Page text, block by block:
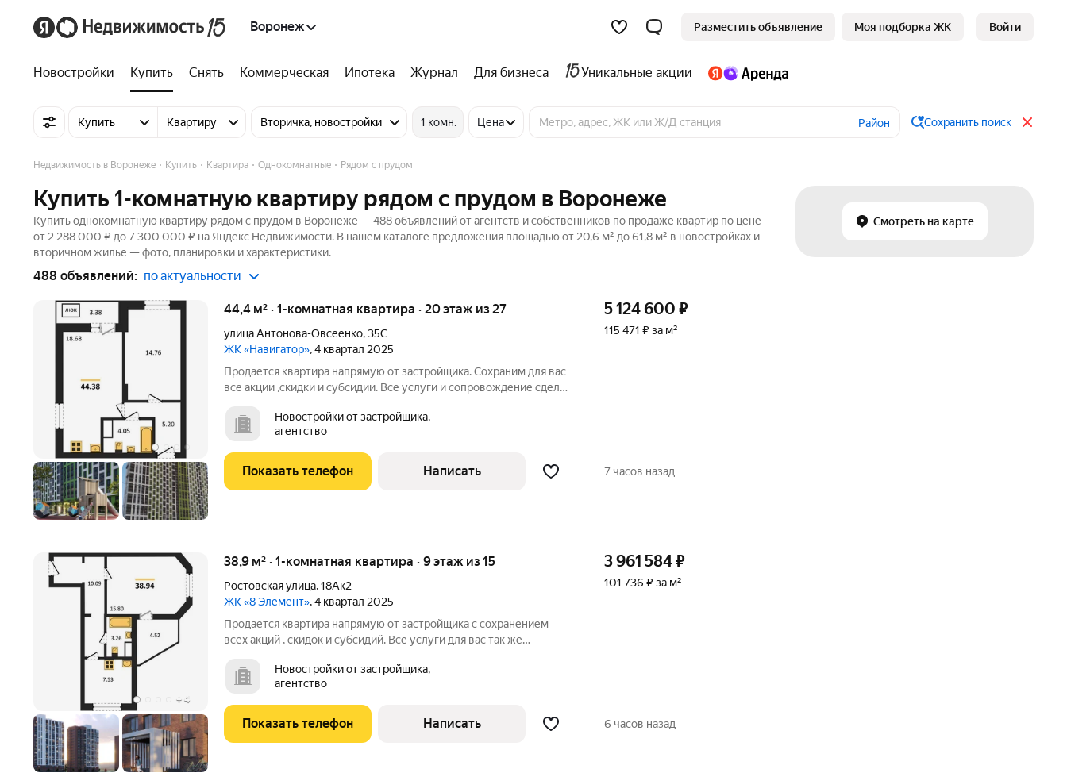
Воронеж Разместить объявление Моя подборка ЖК Войти
Новостройки Купить Снять Коммерческая Ипотека Журнал Для бизнеса Уникальные акции
Купить Квартиру Вторичка, новостройки 1 комн. Цена Район Сохранить поиск
Смотреть на карте
Недвижимость в Воронеже Купить Квартира Однокомнатные Рядом с прудом
Купить 1-комнатную квартиру рядом с прудом в Воронеже
Купить однокомнатную квартиру рядом с прудом в Воронеже — 488 объявлений от агентств и собственников по продаже квартир по цене
от 2 288 000 ₽ до 7 300 000 ₽ на Яндекс Недвижимости. В нашем каталоге предложения площадью от 20,6 м² до 61,8 м² в новостройках и
вторичном жилье — фото, планировки и характеристики.
488 объявлений: по актуальности
44,4 м² · 1-комнатная квартира · 20 этаж из 27
улица Антонова-Овсеенко,35С
ЖК «Навигатор», 4 квартал 2025
Продается квартира напрямую от застройщика. Сохраним для вас
все акции ,скидки и субсидии. Все услуги и сопровождение сделки
подарок телевизор на кухню. Жилой комплекс расположен в
Новостройки от застройщика,
агентство
5 124 600 ₽
115 471 ₽ за м²
Показать телефон Написать 7 часов назад
+ 4
38,9 м² · 1-комнатная квартира · 9 этаж из 15
Ростовская улица,18Ак2
ЖК «8 Элемент», 4 квартал 2025
Продается квартира напрямую от застройщика с сохранением
всех акций , скидок и субсидий. Все услуги для вас так же
ТЕЛЕВИЗОР на кухню. Жилой комплекс возводится в
Левобережном районе г. Воронежа
Новостройки от застройщика,
агентство
3 961 584₽
101 736 ₽ за м²
Показать телефон Написать 6 часов назад